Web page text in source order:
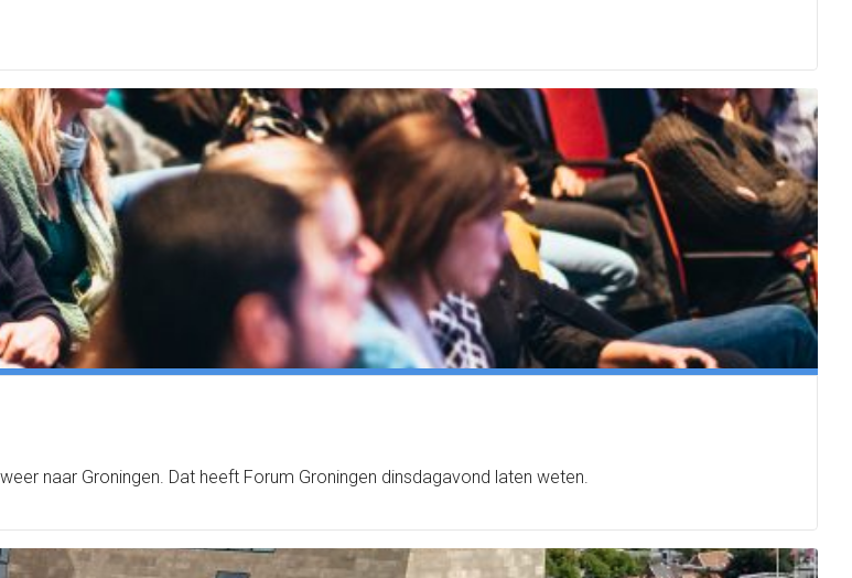
naar Groningen. Dat heeft Forum Groningen dinsdagavond laten weten.